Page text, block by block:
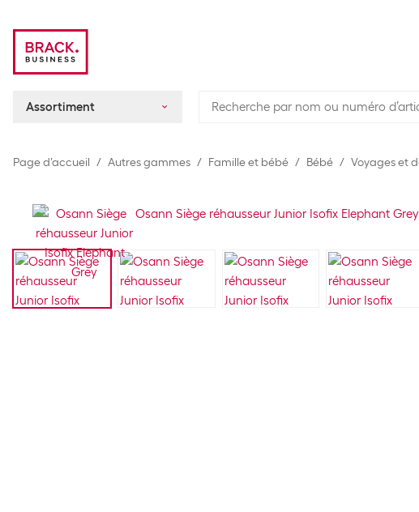
Assortiment
Page d’accueil Autres gammes Famille et bébé Bébé Voyages et